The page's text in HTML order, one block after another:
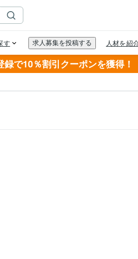
録で10％割引クーポンを獲得！